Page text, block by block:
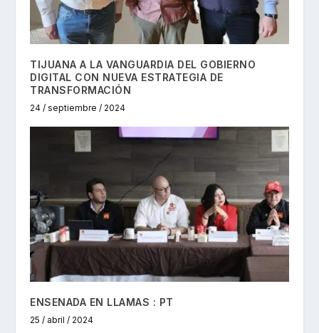
TIJUANA A LA VANGUARDIA DEL GOBIERNO
DIGITAL CON NUEVA ESTRATEGIA DE
TRANSFORMACIÓN
24 / septiembre / 2024
ENSENADA EN LLAMAS : PT
25 / abril / 2024